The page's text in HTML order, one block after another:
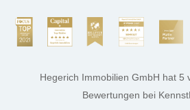
Hegerich Immobilien GmbH hat 5
Bewertungen bei